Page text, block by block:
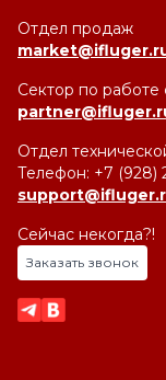
Отдел продаж
Сектор по работе
Отдел
Телефон: +7 (928)
Сейчас некогда?!
Заказать звонок